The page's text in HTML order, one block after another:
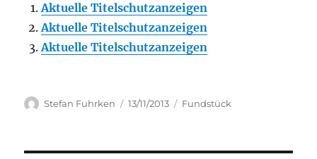
Aktuelle Titelschutzanzeigen
Aktuelle Titelschutzanzeigen
Aktuelle Titelschutzanzeigen
Author
Stefan Fuhrken
Posted
13/11/2013 Categories
Fundstück